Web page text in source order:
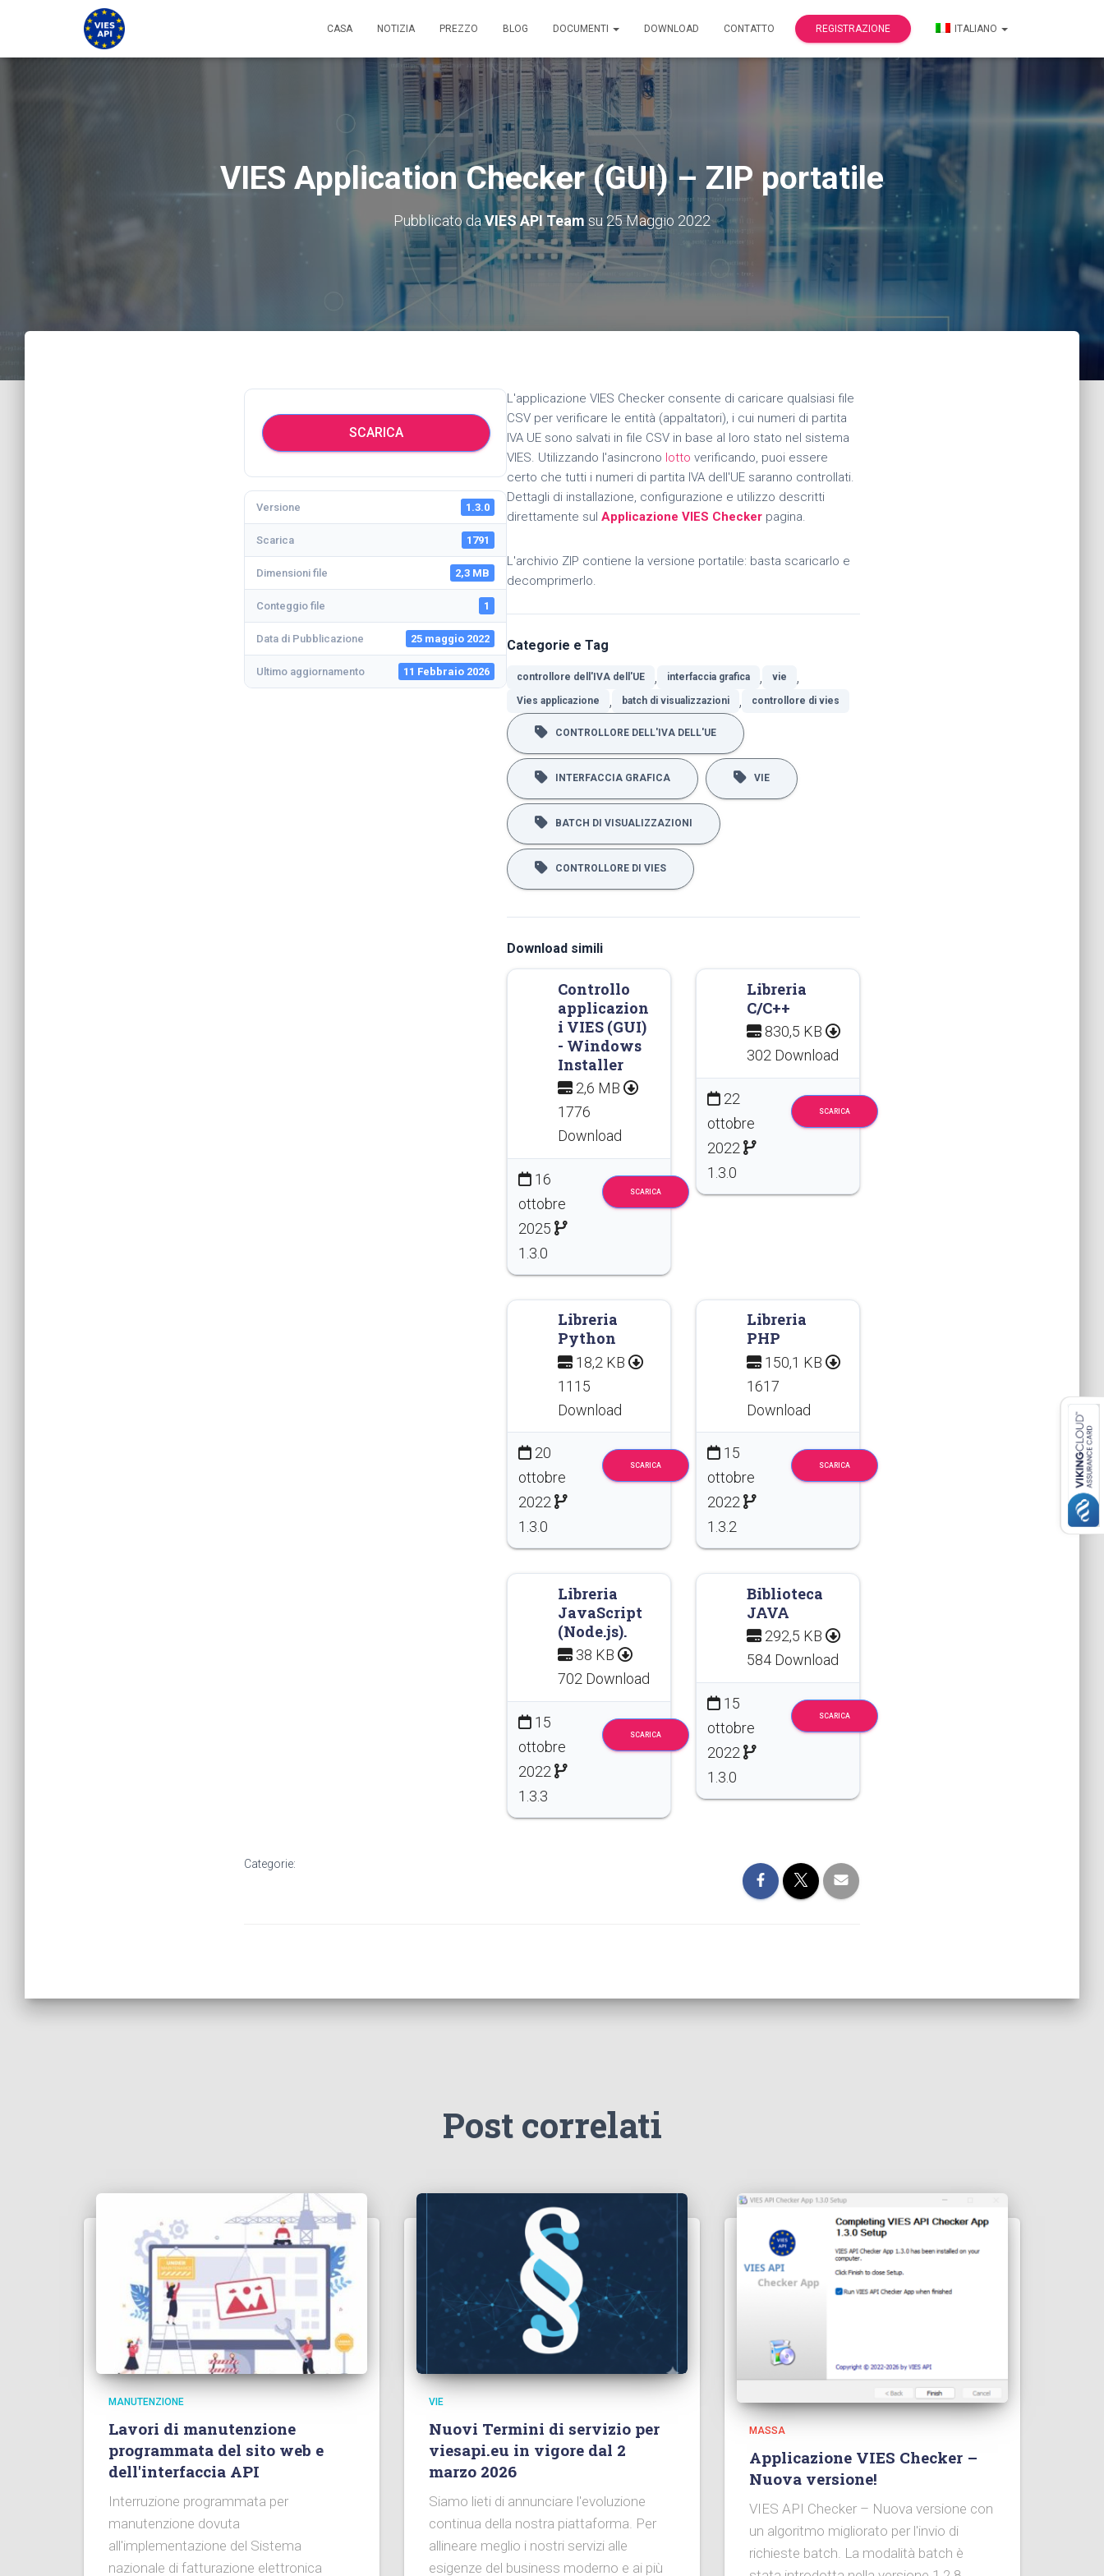
CASA NOTIZIA PREZZO BLOG DOCUMENTI DOWNLOAD CONTATTO REGISTRAZIONE ITALIANO
VIES Application Checker (GUI) – ZIP portatile
Pubblicato daVIES API Teamsu 25 Maggio 2022
SCARICA
Versione 1.3.0
Scarica 1791
Dimensioni file 2,3 MB
Conteggio file 1
Data di Pubblicazione 25 maggio 2022
Ultimo aggiornamento 11 Febbraio 2026
L'applicazione VIES Checker consente di caricare qualsiasi file
CSV per verificare le entità (appaltatori), i cui numeri di partita
IVA UE sono salvati in file CSV in base al loro stato nel sistema
VIES. Utilizzando l'asincrono lotto verificando, puoi essere
certo che tutti i numeri di partita IVA dell'UE saranno controllati.
Dettagli di installazione, configurazione e utilizzo descritti
direttamente sul Applicazione VIES Checker pagina.
L'archivio ZIP contiene la versione portatile: basta scaricarlo e
decomprimerlo.
Categorie e Tag
controllore dell'IVA dell'UE , interfaccia grafica , vie ,
Vies applicazione , batch di visualizzazioni , controllore di vies
CONTROLLORE DELL'IVA DELL'UE
INTERFACCIA GRAFICA VIE
BATCH DI VISUALIZZAZIONI
CONTROLLORE DI VIES
Download simili
Controllo
applicazion
i VIES (GUI)
- Windows
Installer
2,6 MB
1776
Download
16
ottobre
2025
1.3.0
SCARICA
Libreria
C/C++
830,5 KB
302 Download
22
ottobre
2022
1.3.0
SCARICA
Libreria
Python
18,2 KB
1115
Download
20
ottobre
2022
1.3.0
SCARICA
Libreria
PHP
150,1 KB
1617
Download
15
ottobre
2022
1.3.2
SCARICA
Libreria
JavaScript
(Node.js).
38 KB
702 Download
15
ottobre
2022
1.3.3
SCARICA
Biblioteca
JAVA
292,5 KB
584 Download
15
ottobre
2022
1.3.0
SCARICA
Categorie:
Post correlati
MANUTENZIONE
Lavori di manutenzione
programmata del sito web e
dell'interfaccia API
Interruzione programmata per
manutenzione dovuta
all'implementazione del Sistema
nazionale di fatturazione elettronica
VIE
Nuovi Termini di servizio per
viesapi.eu in vigore dal 2
marzo 2026
Siamo lieti di annunciare l'evoluzione
continua della nostra piattaforma. Per
allineare meglio i nostri servizi alle
esigenze del business moderno e ai più
MASSA
Applicazione VIES Checker –
Nuova versione!
VIES API Checker – Nuova versione con
un algoritmo migliorato per l'invio di
richieste batch. La modalità batch è